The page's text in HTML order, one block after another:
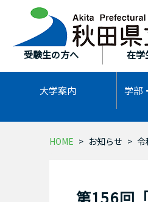
受験生の方へ 在学
大学案内 学部
HOME お知らせ 令
第156回